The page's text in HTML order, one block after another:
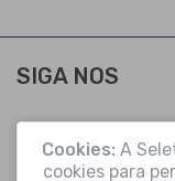
SIGA NOS
Cookies: A
cookies para